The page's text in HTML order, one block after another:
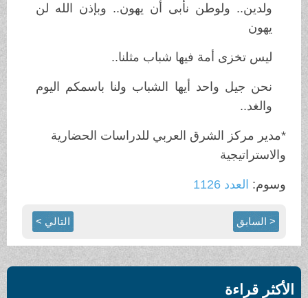
ولدين.. ولوطن نأبى أن يهون.. وبإذن الله لن
يهون
ليس تخزى أمة فيها شباب مثلنا..
نحن جيل واحد أيها الشباب ولنا باسمكم اليوم
والغد..
*مدير مركز الشرق العربي للدراسات الحضارية
والاستراتيجية
وسوم:العدد 1126
< السابق التالي >
الأكثر قراءة